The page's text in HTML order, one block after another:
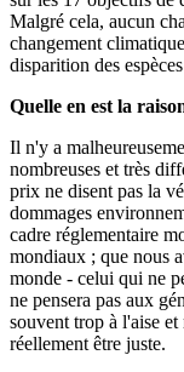
Malgré cela, aucun
changement
disparition des
Quelle en est la
Il n'y a
nombreuses et très
prix ne disent pas la
dommages
cadre réglementaire
mondiaux ; que nous
monde - celui qui ne
ne pensera pas aux
souvent trop à l'aise et
réellement être juste.